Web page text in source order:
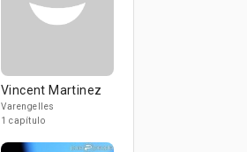
Vincent Martinez
Varengelles
1 capítulo